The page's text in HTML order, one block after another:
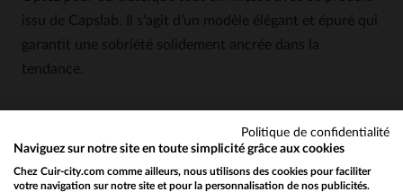
issu de Capslab. Il s’agit d’un modèle élégant et épuré qui
garantit une sobriété solidement ancrée dans la
tendance.
Politique de confidentialité
Naviguez sur notre site en toute simplicité grâce aux cookies
Chez Cuir-city.com comme ailleurs, nous utilisons des cookies pour faciliter
votre navigation sur notre site et pour la personnalisation de nos publicités.